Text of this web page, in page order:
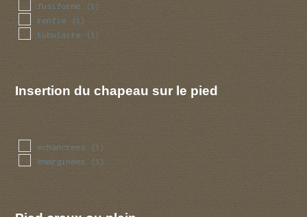
fusiforme (1)
renfle (1)
tubulaire (1)
Insertion du chapeau sur le pied
echancrees (1)
emarginees (1)